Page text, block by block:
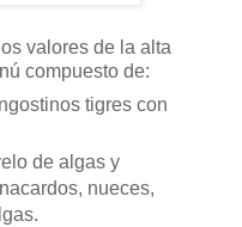
valores de la alta
compuesto de:
tigres con
de algas y
nueces,